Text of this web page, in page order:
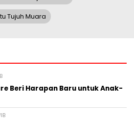
Tujuh Muara
Beri Harapan Baru untuk Anak-